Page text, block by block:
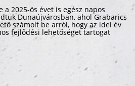
a 2025-ös évet is egész napos
Dunaújvárosban, ahol Grabarics
számolt be arról, hogy az idei év
fejlődési lehetőséget tartogat